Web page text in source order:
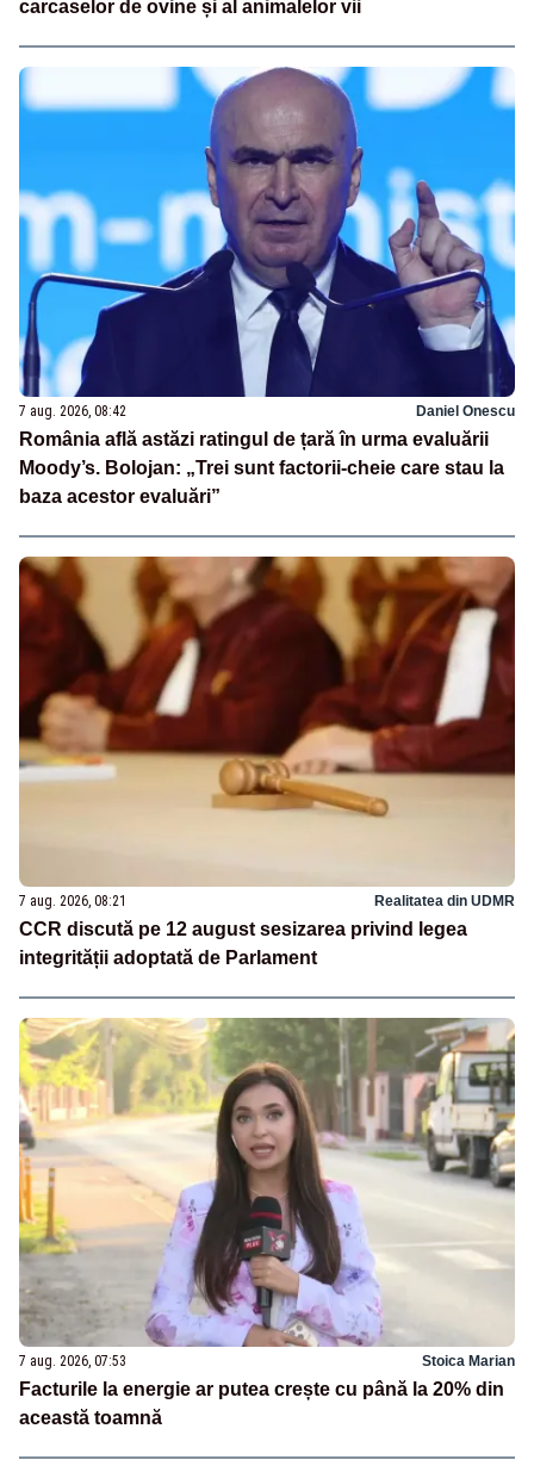
carcaselor de ovine și al animalelor vii
7 aug. 2026, 08:42 Daniel Onescu
România află astăzi ratingul de țară în urma evaluării
Moody’s. Bolojan: „Trei sunt factorii-cheie care stau la
baza acestor evaluări”
7 aug. 2026, 08:21 Realitatea din UDMR
CCR discută pe 12 august sesizarea privind legea
integrității adoptată de Parlament
7 aug. 2026, 07:53 Stoica Marian
Facturile la energie ar putea crește cu până la 20% din
această toamnă